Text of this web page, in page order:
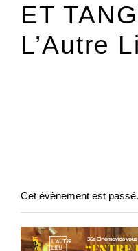
ET
L’Autre
Cet évènement est passé.